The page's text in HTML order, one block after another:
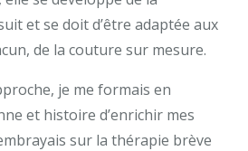
et se doit d’être adaptée aux
de la couture sur mesure.
je me formais en
et histoire d’enrichir mes
sur la thérapie brève